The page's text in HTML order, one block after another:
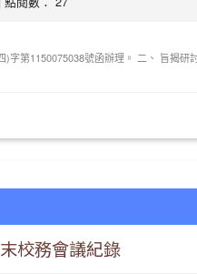
)字第1150075038號函辦理。 二、 旨揭研
校務會議紀錄